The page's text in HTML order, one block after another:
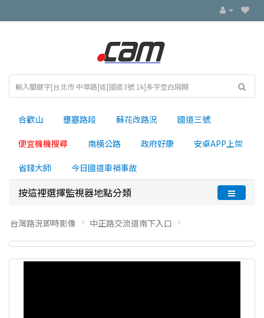
合歡山 壅塞路段 蘇花改路況 國道三號
便宜機機搜尋 南横公路 政府好康 安卓APP上架
省錢大師 今日國道車禍事故
按這裡選擇監視器地點分類
台灣路況即時影像 中正路交流道南下入口